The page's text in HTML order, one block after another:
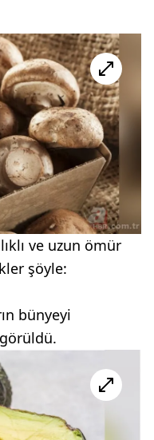
ve uzun ömür
şöyle:
bünyeyi